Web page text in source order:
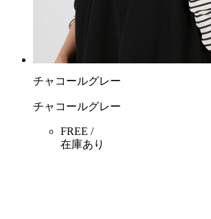
チャコールグレー
チャコールグレー
FREE /
在庫あり